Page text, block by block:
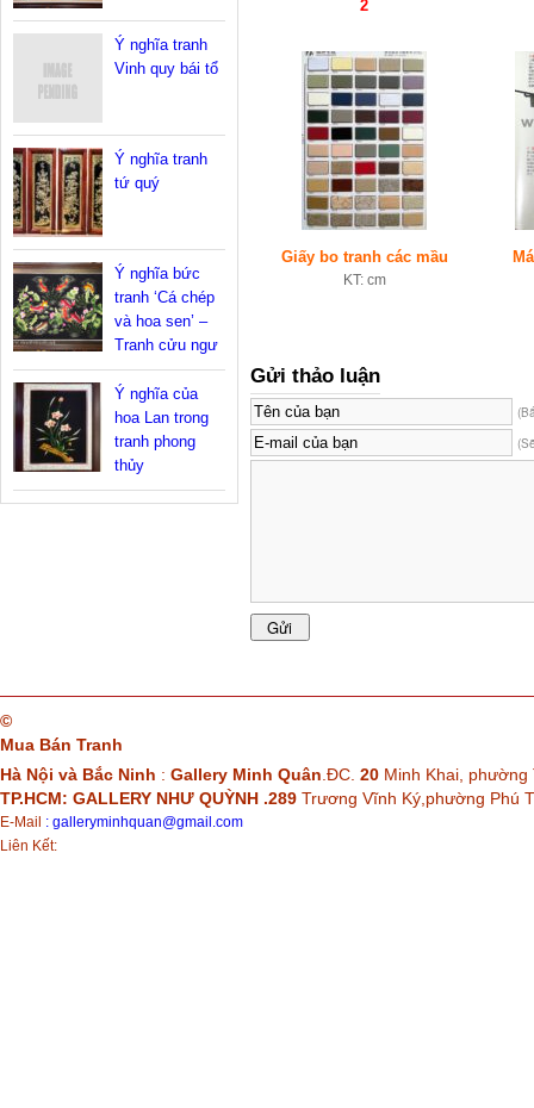
2
Giấy bo tranh các mầu
KT: cm
Gửi thảo luận
Ý nghĩa tranh
Vinh quy bái tổ
Ý nghĩa tranh
tứ quý
Ý nghĩa bức
tranh ‘Cá chép
và hoa sen’ –
Tranh cửu ngư
Ý nghĩa của
hoa Lan trong
tranh phong
thủy
©
Mua Bán Tranh
Hà Nội và Bắc Ninh : Gallery Minh Quân .ĐC. 20 Minh Khai,
TP.HCM: GALLERY NHƯ QUỲNH .289 Trương Vĩnh Ký,phường Phú
E-Mail : galleryminhquan@gmail.com
Liên Kết: